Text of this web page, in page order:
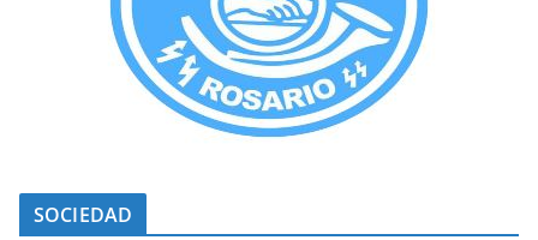
SOCIEDAD